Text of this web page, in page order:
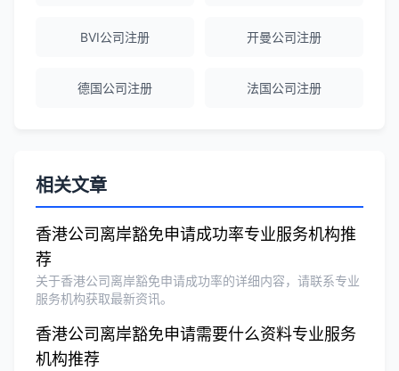
泰国公司注册和银行开户服务高效，推
刘总
泰国BOI申请+建厂规划一站式服务，完
美！
Olivia Wang ★★★★★
满意。
BVI公司注册 开曼公司注册
德国公司注册 法国公司注册
相关文章
香港公司离岸豁免申请成功率专业服务机构推
荐
关于香港公司离岸豁免申请成功率的详细内容，请联系专业
服务机构获取最新资讯。
香港公司离岸豁免申请需要什么资料专业服务
机构推荐